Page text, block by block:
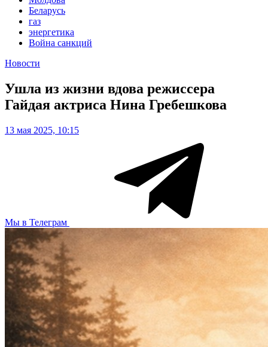
Беларусь
газ
энергетика
Война санкций
Новости
Ушла из жизни вдова режиссера
Гайдая актриса Нина Гребешкова
13 мая 2025, 10:15
Мы в Телеграм